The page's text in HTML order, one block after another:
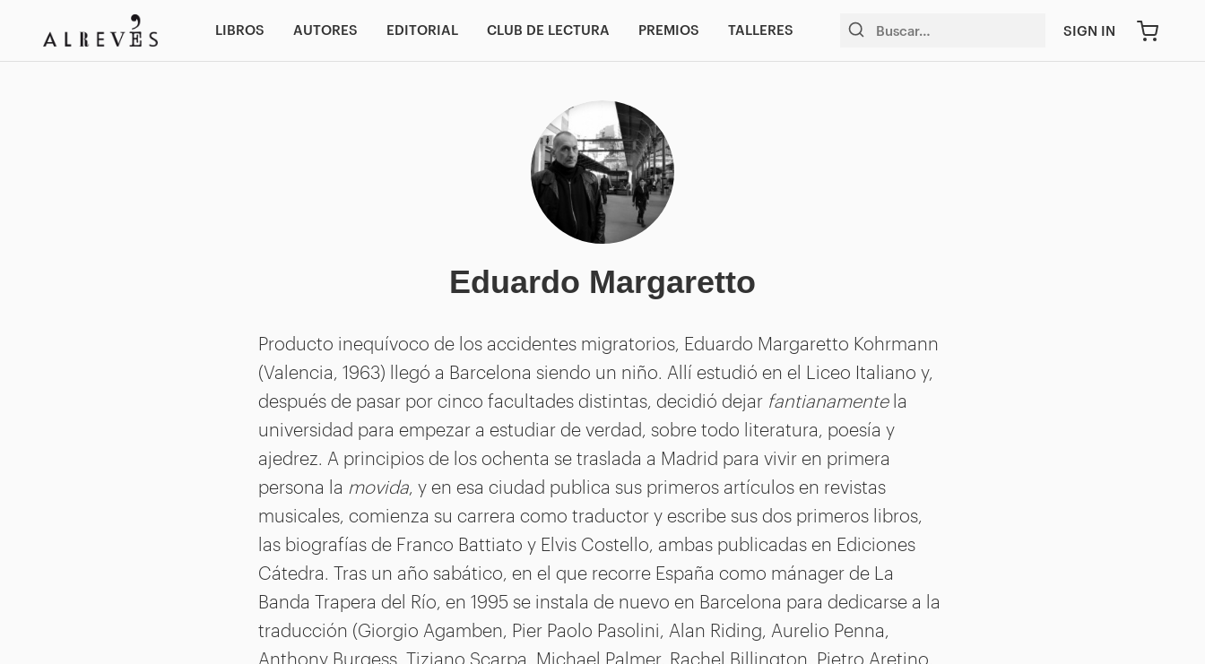
LIBROS AUTORES EDITORIAL CLUB DE LECTURA PREMIOS TALLERES SIGN IN
Eduardo Margaretto
Producto inequívoco de los accidentes migratorios, Eduardo Margaretto Kohrmann
(Valencia, 1963) llegó a Barcelona siendo un niño. Allí estudió en el Liceo Italiano y,
después de pasar por cinco facultades distintas, decidió dejar fantianamentela
universidad para empezar a estudiar de verdad, sobre todo literatura, poesía y
ajedrez. A principios de los ochenta se traslada a Madrid para vivir en primera
persona la movida , y en esa ciudad publica sus primeros artículos en revistas
musicales, comienza su carrera como traductor y escribe sus dos primeros libros,
las biografías de Franco Battiato y Elvis Costello, ambas publicadas en Ediciones
Cátedra. Tras un año sabático, en el que recorre España como mánager de La
Banda Trapera del Río, en 1995 se instala de nuevo en Barcelona para dedicarse a la
traducción (Giorgio Agamben, Pier Paolo Pasolini, Alan Riding, Aurelio Penna,
Anthony Burgess, Tiziano Scarpa, Michael Palmer, Rachel Billington, Pietro Aretino,